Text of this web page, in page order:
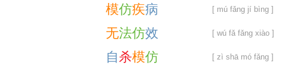
模仿疾病 [ mú fǎng jí bìng ]
无法仿效 [ wú fǎ fǎng xiào ]
自杀模仿 [ zì shā mó fǎng ]